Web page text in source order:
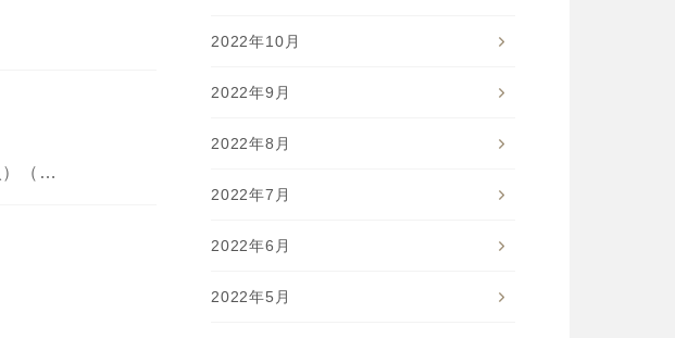
システムメンテナンスのお知らせ（本人承認サービス／3Dセキュア導入）（22.07）
2022年10月
2022年9月
2022年8月
2022年7月
2022年6月
2022年5月